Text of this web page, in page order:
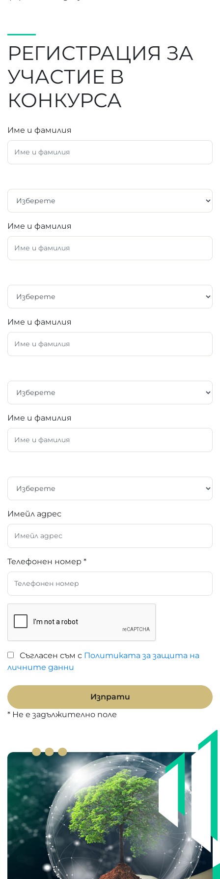
РЕГИСТРАЦИЯ ЗА
УЧАСТИЕ В
КОНКУРСА
Име и фамилия
Име и фамилия
Име и фамилия
Име и фамилия
Имейл адрес
Телефонен номер *
Съгласен съм с Политиката за защита на
личните данни
Изпрати
* Не е задължително поле